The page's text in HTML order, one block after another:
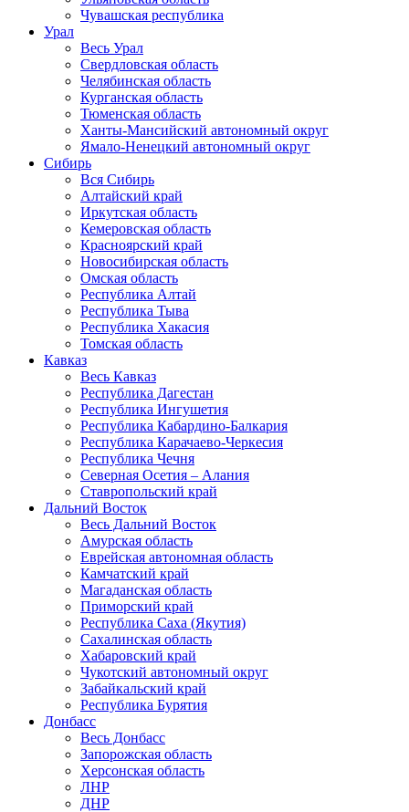
Чувашская республика
Урал
Весь Урал
Свердловская область
Челябинская область
Курганская область
Тюменская область
Ханты-Мансийский автономный округ
Ямало-Ненецкий автономный округ
Сибирь
Вся Сибирь
Алтайский край
Иркутская область
Кемеровская область
Красноярский край
Новосибирская область
Омская область
Республика Алтай
Республика Тыва
Республика Хакасия
Томская область
Кавказ
Весь Кавказ
Республика Дагестан
Республика Ингушетия
Республика Кабардино-Балкария
Республика Карачаево-Черкесия
Республика Чечня
Северная Осетия – Алания
Ставропольский край
Дальний Восток
Весь Дальний Восток
Амурская область
Еврейская автономная область
Камчатский край
Магаданская область
Приморский край
Республика Саха (Якутия)
Сахалинская область
Хабаровский край
Чукотский автономный округ
Забайкальский край
Республика Бурятия
Донбасс
Весь Донбасс
Запорожская область
Херсонская область
ЛНР
ДНР